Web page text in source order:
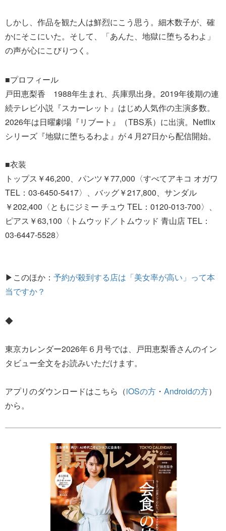
しかし、作品を観た人は鮮烈にこう思う。細木数子が、確
かにそこにいた。そして、「あんた、地獄に堕ちるわよ」
の声が心にこびりつく。
■プロフィール
戸田恵梨香 1988年生まれ、兵庫県出身。2019年後期の連
続テレビ小説『スカーレット』はじめ人気作の主演多数。
2026年は日曜劇場『リブート』（TBS系）に出演。Netflix
シリーズ『地獄に堕ちるわよ』が４月27日から配信開始。
■衣装
トップス￥46,200、パンツ￥77,000〈すべてアキコ オガワ
TEL：03-6450-5417〉、バッグ￥217,800、サンダル
￥202,400〈ともにジミー チュウ TEL：0120-013-700〉、
ピアス￥63,100〈トムウッド／トムウッド 青山店 TEL：
03-6447-5528〉
▶このほか： 予約が殺到する店は「美女率が高い」って本
当ですか？
◆
東京カレンダー2026年６月号では、戸田恵梨香さんのイン
タビュー全文をお読みいただけます。
アプリのダウンロードはこちら（iOSの方 ・ Androidの方）
から。